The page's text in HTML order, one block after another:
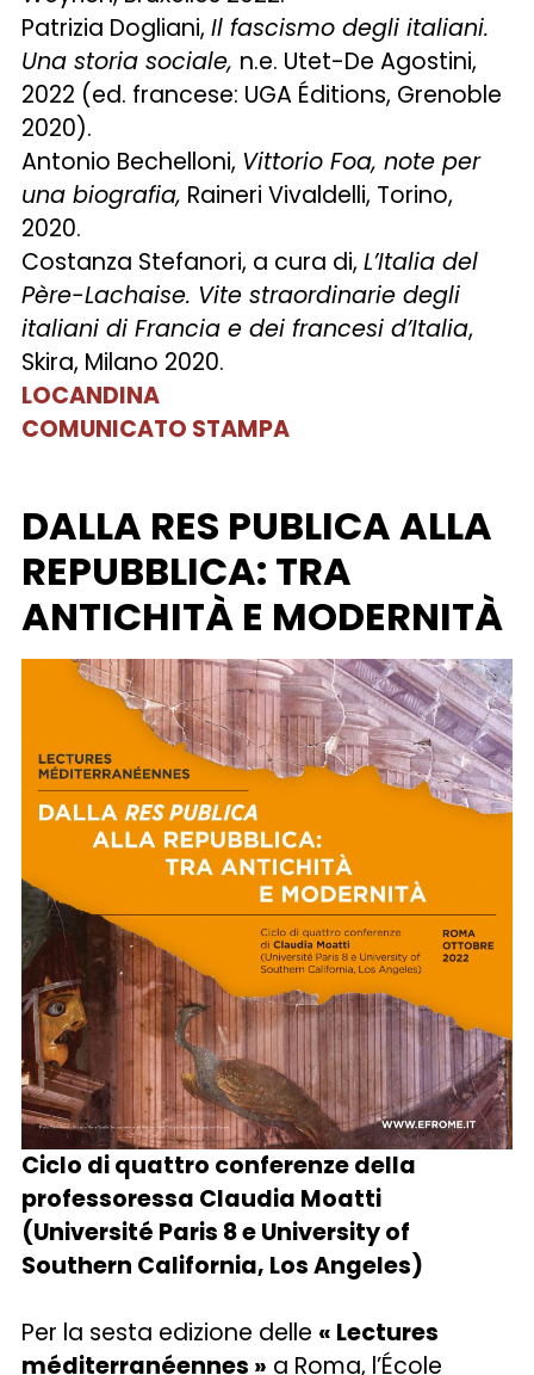
Patrizia Dogliani,Il fascismo degli italiani.
Una storia sociale, n.e. Utet-De Agostini,
2022 (ed. francese: UGA Éditions, Grenoble
2020).
Antonio Bechelloni, Vittorio Foa, note per
una biografia, Raineri Vivaldelli, Torino,
2020.
Costanza Stefanori, a cura di,L’Italia del
Père-Lachaise. Vite straordinarie degli
italiani di Francia e dei francesi d’Italia,
Skira, Milano 2020.
LOCANDINA
COMUNICATO STAMPA
DALLA RES PUBLICA ALLA
REPUBBLICA: TRA
ANTICHITÀ E MODERNITÀ
Ciclo di quattro conferenze della
professoressa Claudia Moatti
(Université Paris 8 e University of
Southern California, Los Angeles)
Per la sesta edizione delle « Lectures
méditerranéennes » a Roma, l’École